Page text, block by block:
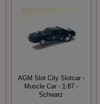
AGM Slot City Slotcar -
Muscle Car - 1:87 -
Schwarz